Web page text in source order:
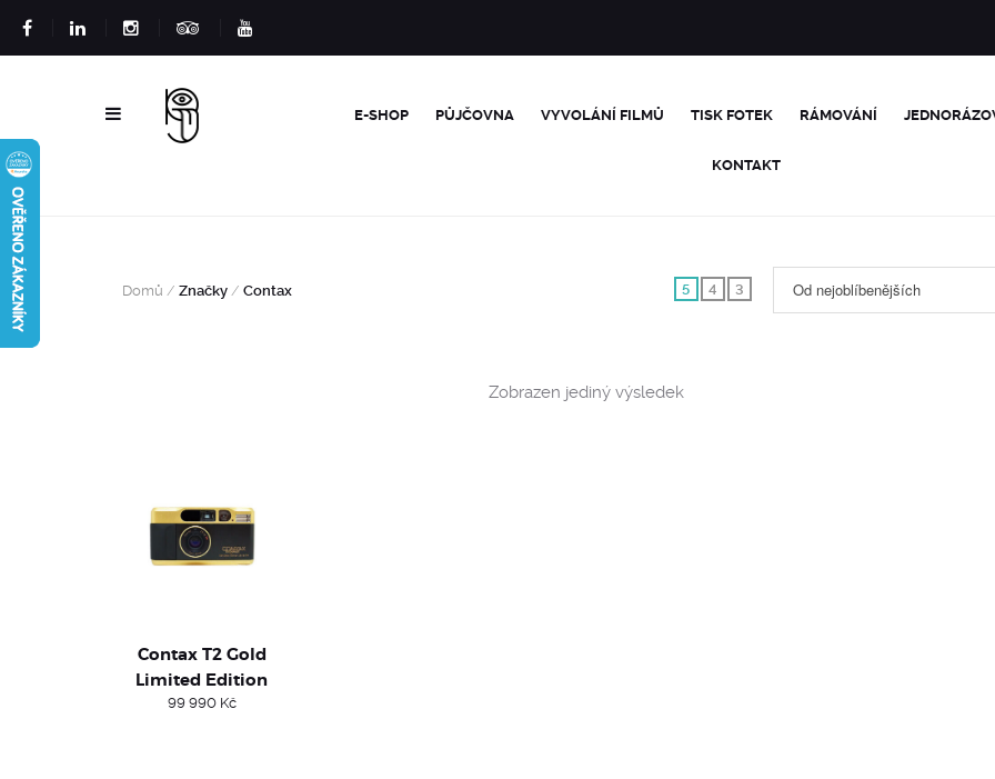
E-SHOP PŮJČOVNA VYVOLÁNÍ FILMŮ TISK FOTEK RÁMOVÁNÍ
KONTAKT
Domů / Značky / Contax 5 4 3 Od nejoblíbenějších
Zobrazen jediný výsledek
Contax T2 Gold
Limited Edition
99 990 Kč